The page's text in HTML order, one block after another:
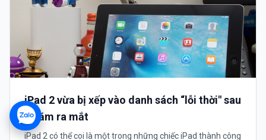
iPad 2 vừa bị xếp vào danh sách “lỗi thời" sau
8 năm ra mắt
iPad 2 có thể coi là một trong những chiếc iPad thành công